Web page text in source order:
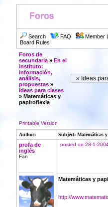
Search FAQ Member
Board Rules
Foros de
secundaria» En el
instituto:
información,
análisis,
propuestas»
Ideas para clases
» Matemáticas y
papiroflexia
Printable Version
Author: Subject: Matemáticas
profa de
inglés
Fan
posted on 28-1-
Matemáticas y
http://